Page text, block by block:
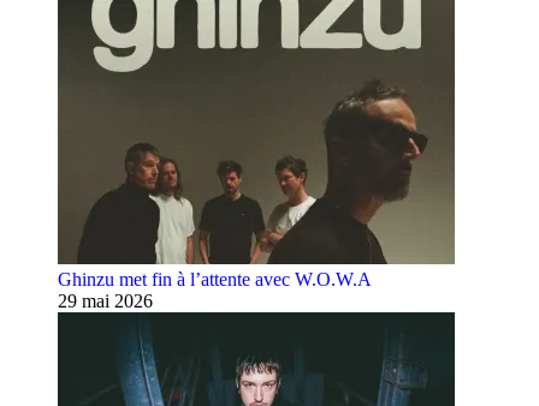
Ghinzu met fin à l’attente avec W.O.W.A
29 mai 2026